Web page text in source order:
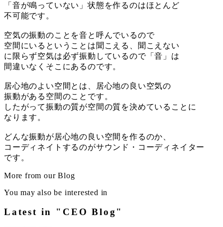
「音が鳴っていない」状態を作るのはほとんど
不可能です。
空気の振動のことを音と呼んでいるので
空間にいるということは聞こえる、聞こえない
に限らず空気は必ず振動しているので「音」は
間違いなくそこにあるのです。
居心地のよい空間とは、居心地の良い空気の
振動がある空間のことです。
したがって振動の質が空間の質を決めていることに
なります。
どんな振動が居心地の良い空間を作るのか、
コーディネイトするのがサウンド・コーディネイター
です。
More from our Blog
You may also be interested in
Latest in "CEO Blog"